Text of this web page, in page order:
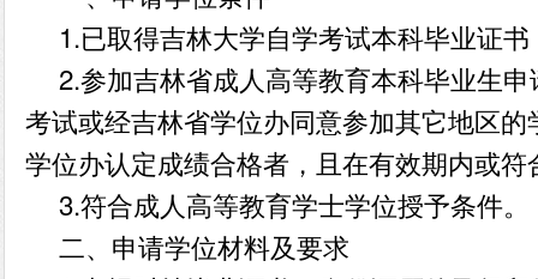
1.已取得吉林大学自学考试本科毕业证书
2.参加吉林省成人高等教育本科毕业生
考试或经吉林省学位办同意参加其它地区
学位办认定成绩合格者，且在有效期内或
3.符合成人高等教育学士学位授予条件。
二、申请学位材料及要求